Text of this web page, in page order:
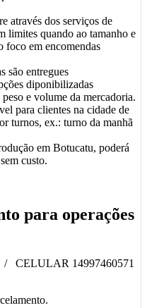
através dos serviços de
limites quando ao tamanho e
foco em encomendas
são entregues
diponibilizadas
e volume da mercadoria.
para clientes na cidade de
turnos, ex.: turno da manhã
em Botucatu, poderá
sem custo.
para operações
/ CELULAR 14997460571